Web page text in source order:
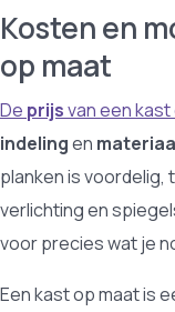
Kosten en
op maat
De prijsvan een
indelingen
planken is voordelig,
verlichting en
voor precies wat je
Een kast op maat is